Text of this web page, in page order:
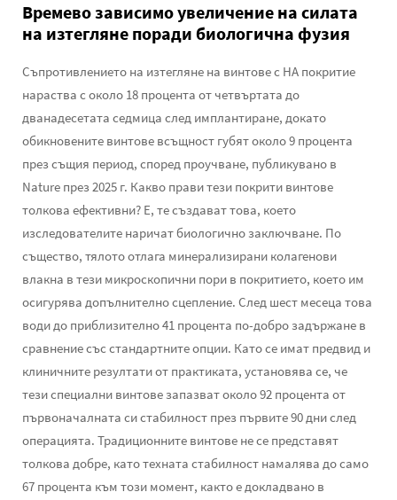
Времево зависимо увеличение на силата
на изтегляне поради биологична фузия
Съпротивлението на изтегляне на винтове с HA покритие
нараства с около 18 процента от четвъртата до
дванадесетата седмица след имплантиране, докато
обикновените винтове всъщност губят около 9 процента
през същия период, според проучване, публикувано в
Nature през 2025 г. Какво прави тези покрити винтове
толкова ефективни? Е, те създават това, което
изследователите наричат биологично заключване. По
същество, тялото отлага минерализирани колагенови
влакна в тези микроскопични пори в покритието, което им
осигурява допълнително сцепление. След шест месеца това
води до приблизително 41 процента по-добро задържане в
сравнение със стандартните опции. Като се имат предвид и
клиничните резултати от практиката, установява се, че
тези специални винтове запазват около 92 процента от
първоначалната си стабилност през първите 90 дни след
операцията. Традиционните винтове не се представят
толкова добре, като техната стабилност намалява до само
67 процента към този момент, както е докладвано в